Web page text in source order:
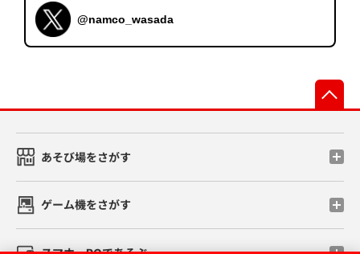
@namco_wasada
あそび場をさがす
ゲーム機をさがす